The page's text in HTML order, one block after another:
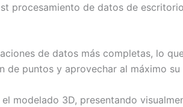
procesamiento de datos de
de datos más completas, lo
de puntos y aprovechar al máximo su
modelado 3D, presentando